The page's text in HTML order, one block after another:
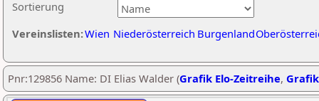
Sortierung
Vereinslisten:Wien Niederösterreich Burgenland
Pnr:129856 Name: DI Elias Walder (Grafik Elo-Zeitreihe,